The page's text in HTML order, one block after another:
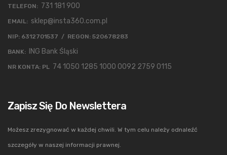
TELEFON: 731 181 900
EMAIL: sklep@insta360.com.pl
NIP: 6312701537 / REGON: 520678283
BANK: ING Bank Śląski
NR KONTA: PL 74 1050 1285 1000 0092 2759 0115
Zapisz Się Do Newslettera
Możesz zrezygnować w każdej chwili. W tym celu należy odnaleźć
szczegóły w naszej informacji prawnej.